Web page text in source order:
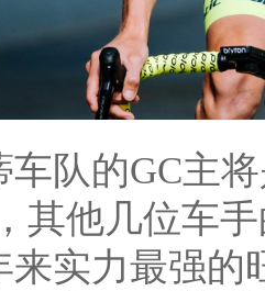
车队的GC主
其他几位车
来实力最强的